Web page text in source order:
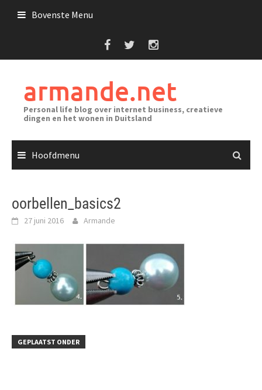
Bovenste Menu
armande.net
Personal life blog over internet business, creatieve
dingen en het wonen in Duitsland
Hoofdmenu
oorbellen_basics2
27 juni 2016 Armande
GEPLAATST ONDER